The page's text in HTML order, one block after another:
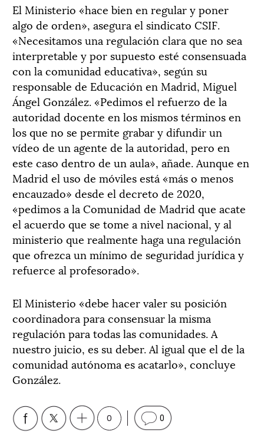
El Ministerio «hace bien en regular y poner
algo de orden», asegura el sindicato CSIF.
«Necesitamos una regulación clara que no sea
interpretable y por supuesto esté consensuada
con la comunidad educativa», según su
responsable de Educación en Madrid, Miguel
Ángel González. «Pedimos el refuerzo de la
autoridad docente en los mismos términos en
los que no se permite grabar y difundir un
vídeo de un agente de la autoridad, pero en
este caso dentro de un aula», añade. Aunque en
Madrid el uso de móviles está «más o menos
encauzado» desde el decreto de 2020,
«pedimos a la Comunidad de Madrid que acate
el acuerdo que se tome a nivel nacional, y al
ministerio que realmente haga una regulación
que ofrezca un mínimo de seguridad jurídica y
refuerce al profesorado».
El Ministerio «debe hacer valer su posición
coordinadora para consensuar la misma
regulación para todas las comunidades. A
nuestro juicio, es su deber. Al igual que el de la
comunidad autónoma es acatarlo», concluye
González.
0 0